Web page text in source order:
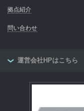
拠点紹介
問い合わせ
運営会社HPはこちら